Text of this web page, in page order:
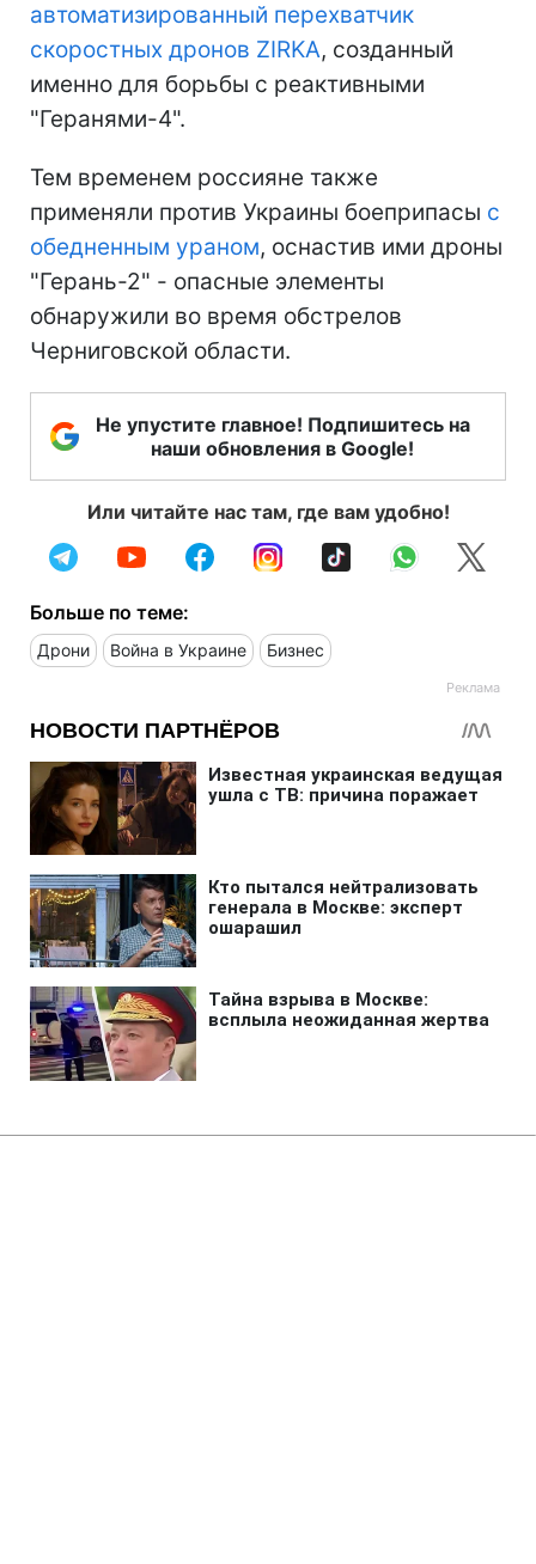
автоматизированный перехватчик
скоростных дронов ZIRKA, созданный
именно для борьбы с реактивными
"Геранями-4".
Тем временем россияне также
применяли против Украины боеприпасы с
обедненным ураном, оснастив ими дроны
"Герань-2" - опасные элементы
обнаружили во время обстрелов
Черниговской области.
Не упустите главное! Подпишитесь на
наши обновления в Google!
Или читайте нас там, где вам удобно!
Больше по теме:
Дрони Война в Украине Бизнес